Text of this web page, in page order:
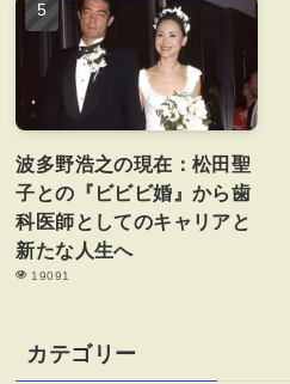
波多野浩之の現在：松田聖
子との『ビビビ婚』から歯
科医師としてのキャリアと
新たな人生へ
19091
カテゴリー